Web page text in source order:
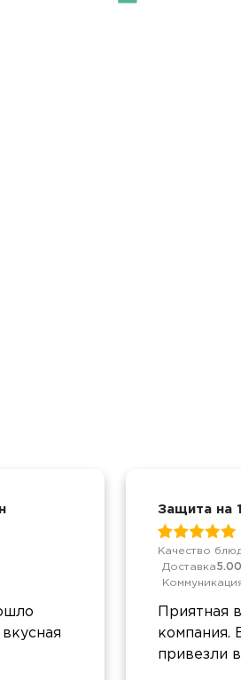
Защита на
Качество блюд
Доставка5.00
Приятная
компания.
привезли